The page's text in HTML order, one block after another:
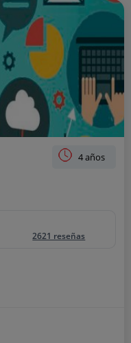
4 años
2621 reseñas